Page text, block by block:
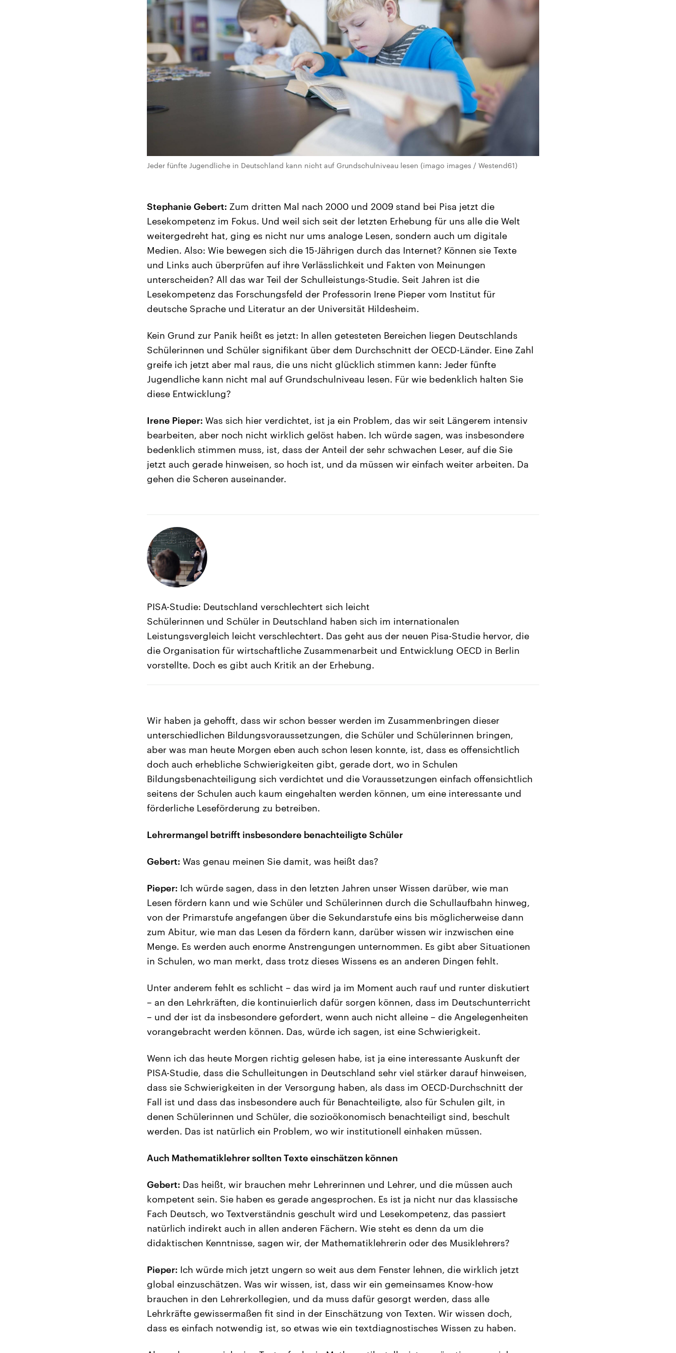
Jeder fünfte Jugendliche in Deutschland kann nicht auf Grundschulniveau lesen (imago images / Westend61)
Stephanie Gebert: Zum dritten Mal nach 2000 und 2009 stand bei Pisa jetzt die
Lesekompetenz im Fokus. Und weil sich seit der letzten Erhebung für uns alle die Welt
weitergedreht hat, ging es nicht nur ums analoge Lesen, sondern auch um digitale
Medien. Also: Wie bewegen sich die 15-Jährigen durch das Internet? Können sie Texte
und Links auch überprüfen auf ihre Verlässlichkeit und Fakten von Meinungen
unterscheiden? All das war Teil der Schulleistungs-Studie. Seit Jahren ist die
Lesekompetenz das Forschungsfeld der Professorin Irene Pieper vom Institut für
deutsche Sprache und Literatur an der Universität Hildesheim.
Kein Grund zur Panik heißt es jetzt: In allen getesteten Bereichen liegen Deutschlands
Schülerinnen und Schüler signifikant über dem Durchschnitt der OECD-Länder. Eine Zahl
greife ich jetzt aber mal raus, die uns nicht glücklich stimmen kann: Jeder fünfte
Jugendliche kann nicht mal auf Grundschulniveau lesen. Für wie bedenklich halten Sie
diese Entwicklung?
Irene Pieper: Was sich hier verdichtet, ist ja ein Problem, das wir seit Längerem intensiv
bearbeiten, aber noch nicht wirklich gelöst haben. Ich würde sagen, was insbesondere
bedenklich stimmen muss, ist, dass der Anteil der sehr schwachen Leser, auf die Sie
jetzt auch gerade hinweisen, so hoch ist, und da müssen wir einfach weiter arbeiten. Da
gehen die Scheren auseinander.
PISA-Studie: Deutschland verschlechtert sich leicht
Schülerinnen und Schüler in Deutschland haben sich im internationalen
Leistungsvergleich leicht verschlechtert. Das geht aus der neuen Pisa-Studie hervor, die
die Organisation für wirtschaftliche Zusammenarbeit und Entwicklung OECD in Berlin
vorstellte. Doch es gibt auch Kritik an der Erhebung.
Wir haben ja gehofft, dass wir schon besser werden im Zusammenbringen dieser
unterschiedlichen Bildungsvoraussetzungen, die Schüler und Schülerinnen bringen,
aber was man heute Morgen eben auch schon lesen konnte, ist, dass es offensichtlich
doch auch erhebliche Schwierigkeiten gibt, gerade dort, wo in Schulen
Bildungsbenachteiligung sich verdichtet und die Voraussetzungen einfach offensichtlich
seitens der Schulen auch kaum eingehalten werden können, um eine interessante und
förderliche Leseförderung zu betreiben.
Lehrermangel betrifft insbesondere benachteiligte Schüler
Gebert: Was genau meinen Sie damit, was heißt das?
Pieper: Ich würde sagen, dass in den letzten Jahren unser Wissen darüber, wie man
Lesen fördern kann und wie Schüler und Schülerinnen durch die Schullaufbahn hinweg,
von der Primarstufe angefangen über die Sekundarstufe eins bis möglicherweise dann
zum Abitur, wie man das Lesen da fördern kann, darüber wissen wir inzwischen eine
Menge. Es werden auch enorme Anstrengungen unternommen. Es gibt aber Situationen
in Schulen, wo man merkt, dass trotz dieses Wissens es an anderen Dingen fehlt.
Unter anderem fehlt es schlicht – das wird ja im Moment auch rauf und runter diskutiert
– an den Lehrkräften, die kontinuierlich dafür sorgen können, dass im Deutschunterricht
– und der ist da insbesondere gefordert, wenn auch nicht alleine – die Angelegenheiten
vorangebracht werden können. Das, würde ich sagen, ist eine Schwierigkeit.
Wenn ich das heute Morgen richtig gelesen habe, ist ja eine interessante Auskunft der
PISA-Studie, dass die Schulleitungen in Deutschland sehr viel stärker darauf hinweisen,
dass sie Schwierigkeiten in der Versorgung haben, als dass im OECD-Durchschnitt der
Fall ist und dass das insbesondere auch für Benachteiligte, also für Schulen gilt, in
denen Schülerinnen und Schüler, die sozioökonomisch benachteiligt sind, beschult
werden. Das ist natürlich ein Problem, wo wir institutionell einhaken müssen.
Auch Mathematiklehrer sollten Texte einschätzen können
Gebert: Das heißt, wir brauchen mehr Lehrerinnen und Lehrer, und die müssen auch
kompetent sein. Sie haben es gerade angesprochen. Es ist ja nicht nur das klassische
Fach Deutsch, wo Textverständnis geschult wird und Lesekompetenz, das passiert
natürlich indirekt auch in allen anderen Fächern. Wie steht es denn da um die
didaktischen Kenntnisse, sagen wir, der Mathematiklehrerin oder des Musiklehrers?
Pieper: Ich würde mich jetzt ungern so weit aus dem Fenster lehnen, die wirklich jetzt
global einzuschätzen. Was wir wissen, ist, dass wir ein gemeinsames Know-how
brauchen in den Lehrerkollegien, und da muss dafür gesorgt werden, dass alle
Lehrkräfte gewissermaßen fit sind in der Einschätzung von Texten. Wir wissen doch,
dass es einfach notwendig ist, so etwas wie ein textdiagnostisches Wissen zu haben.